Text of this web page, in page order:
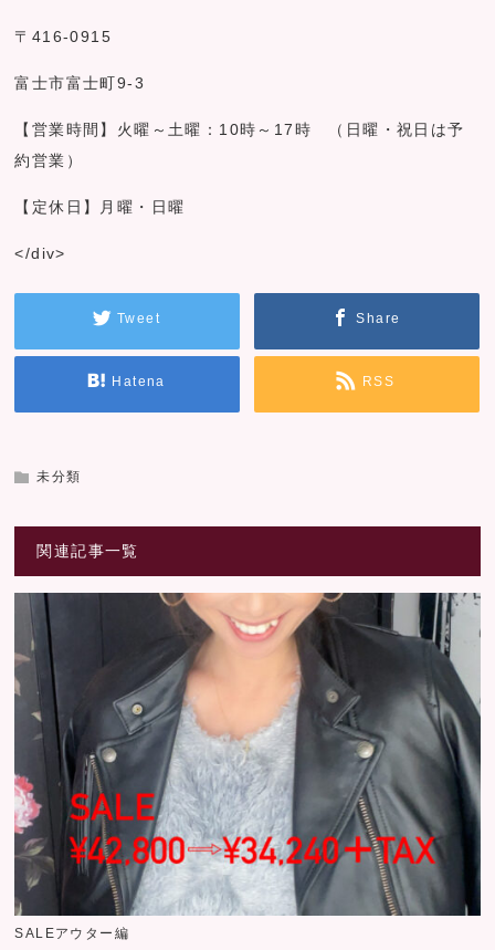
〒416-0915
富士市富士町9-3
【営業時間】火曜～土曜：10時～17時 （日曜・祝日は予
約営業）
【定休日】月曜・日曜
</div>
Tweet Share
Hatena RSS
未分類
関連記事一覧
SALEアウター編